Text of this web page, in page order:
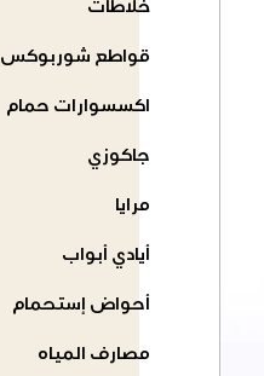
خلاطات
قواطع شوربوكس
اكسسوارات حمام
جاكوزي
مرايا
أيادي أبواب
أحواض إستحمام
مصارف المياه